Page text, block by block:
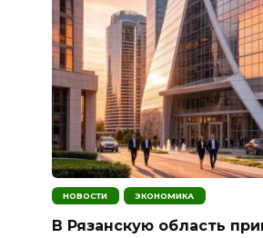
НОВОСТИ ЭКОНОМИКА
В Рязанскую область